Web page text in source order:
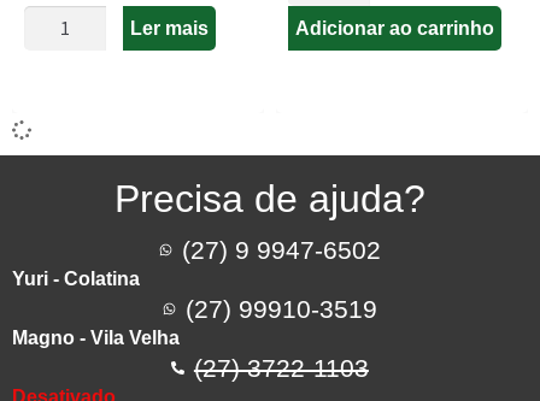
Ler mais Adicionar ao carrinho
Precisa de ajuda?
(27) 9 9947-6502
Yuri - Colatina
(27) 99910-3519
Magno - Vila Velha
(27) 3722-1103
Desativado